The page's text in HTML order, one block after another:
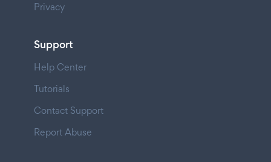
Privacy
Support
Help Center
Tutorials
Contact Support
Report Abuse